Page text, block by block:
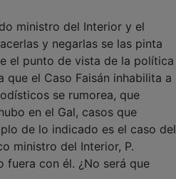
ministro del Interior y el
y negarlas se las pinta
el punto de vista de la política
que el Caso Faisán inhabilita a
se rumorea, que
en el Gal, casos que
de lo indicado es el caso del
ministro del Interior, P.
fuera con él. ¿No será que